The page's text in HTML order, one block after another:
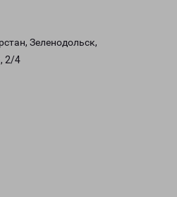
Зеленодольск,
2/4